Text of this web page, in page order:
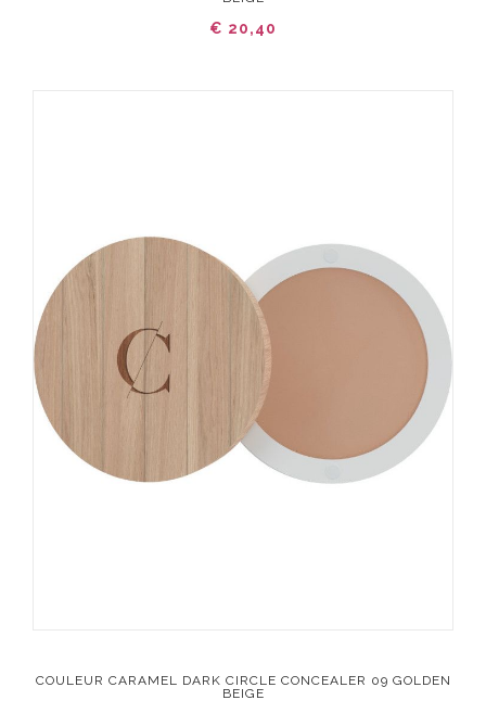
€ 20,40
COULEUR CARAMEL DARK CIRCLE CONCEALER 09 GOLDEN
BEIGE